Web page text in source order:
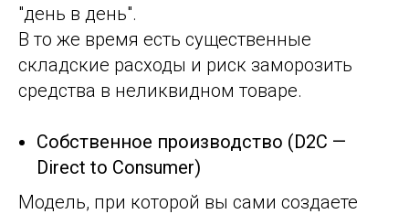
"день в день".
В то же время есть существенные
складские расходы и риск заморозить
средства в неликвидном товаре.
Собственное производство (D2C —
Direct to Consumer)
Модель, при которой вы сами создаете